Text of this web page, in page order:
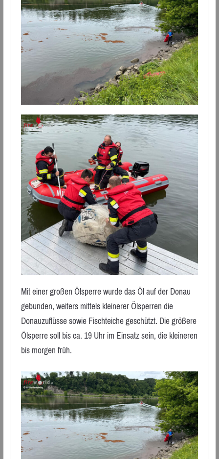
Mit einer großen Ölsperre wurde das Öl auf der Donau
gebunden, weiters mittels kleinerer Ölsperren die
Donauzuflüsse sowie Fischteiche geschützt. Die größere
Ölsperre soll bis ca. 19 Uhr im Einsatz sein, die kleineren
bis morgen früh.